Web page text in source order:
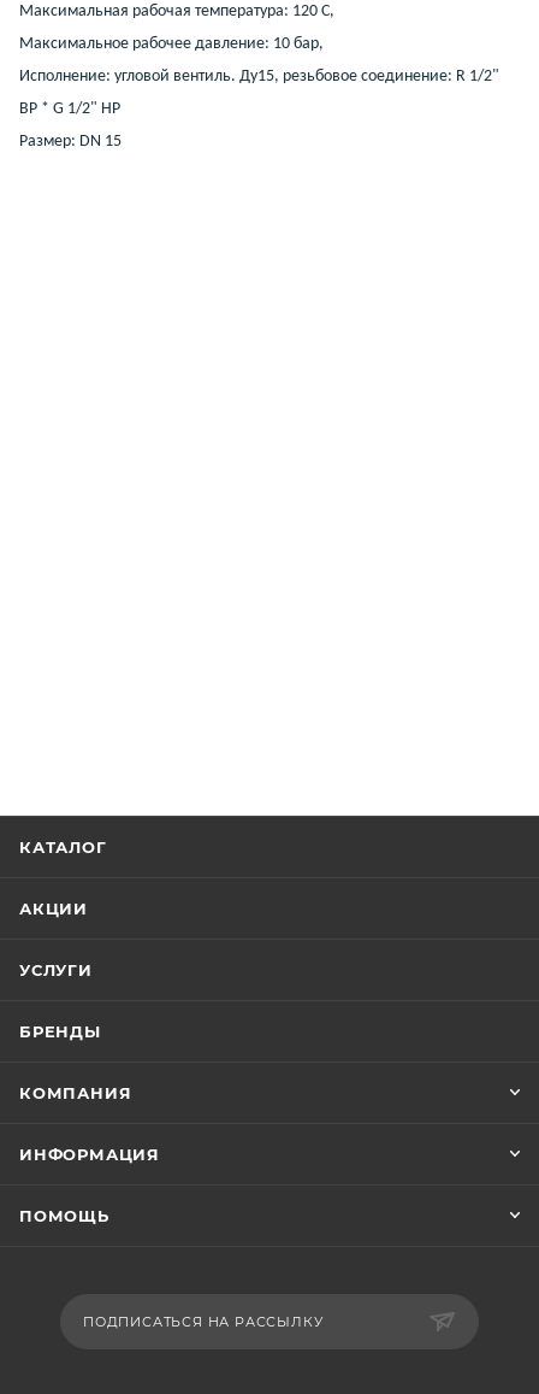
Mаксимальная рабочая температура: 120 C,
Максимальное рабочее давление: 10 бар,
Исполнение: угловой вентиль. Ду15, резьбовое соединение: R 1/2"
ВР * G 1/2" НР
Размер: DN 15
КАТАЛОГ
АКЦИИ
УСЛУГИ
БРЕНДЫ
КОМПАНИЯ
ИНФОРМАЦИЯ
ПОМОЩЬ
ПОДПИСАТЬСЯ НА РАССЫЛКУ